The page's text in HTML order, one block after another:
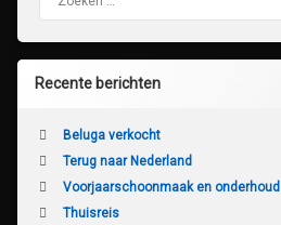
Recente berichten
Beluga verkocht
Terug naar Nederland
Voorjaarschoonmaak en onderhoud
Thuisreis